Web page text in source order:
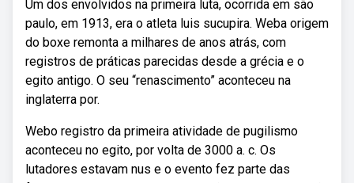
Um dos envolvidos na primeira luta, ocorrida em são
paulo, em 1913, era o atleta luis sucupira. Weba origem
do boxe remonta a milhares de anos atrás, com
registros de práticas parecidas desde a grécia e o
egito antigo. O seu “renascimento” aconteceu na
inglaterra por.
Webo registro da primeira atividade de pugilismo
aconteceu no egito, por volta de 3000 a. c. Os
lutadores estavam nus e o evento fez parte das